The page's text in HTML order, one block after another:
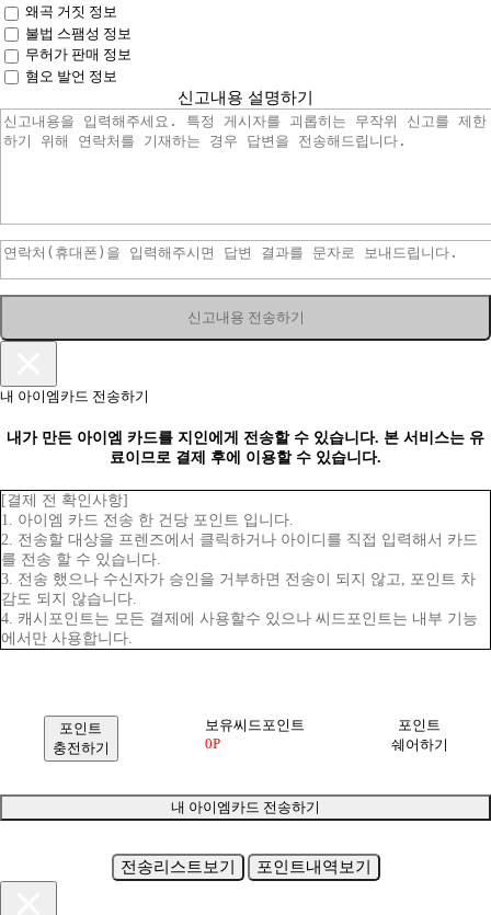
왜곡 거짓 정보
불법 스팸성 정보
무허가 판매 정보
혐오 발언 정보
신고내용 설명하기
신고내용 전송하기
내 아이엠카드 전송하기
내가 만든 아이엠 카드를 지인에게 전송할 수 있습니다. 본 서비스는 유
료이므로 결제 후에 이용할 수 있습니다.
[결제 전 확인사항]
1. 아이엠 카드 전송 한 건당 포인트 입니다.
2. 전송할 대상을 프렌즈에서 클릭하거나 아이디를 직접 입력해서 카드
를 전송 할 수 있습니다.
3. 전송 했으나 수신자가 승인을 거부하면 전송이 되지 않고, 포인트 차
감도 되지 않습니다.
4. 캐시포인트는 모든 결제에 사용할수 있으나 씨드포인트는 내부 기능
에서만 사용합니다.
포인트
충전하기
보유씨드포인트
0P
포인트
쉐어하기
내 아이엠카드 전송하기
전송리스트보기 포인트내역보기